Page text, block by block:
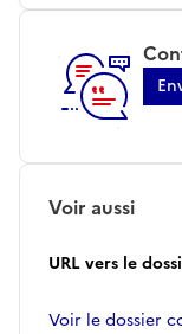
Voir aussi
URL vers le
Voir le dossier